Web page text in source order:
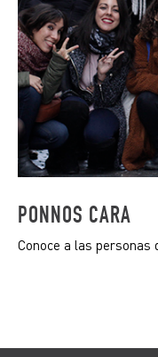
PONNOS CARA
Conoce a las personas